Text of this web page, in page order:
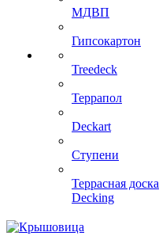
МДВП
Гипсокартон
Treedeck
Террапол
Deckart
Ступени
Террасная доска
Decking